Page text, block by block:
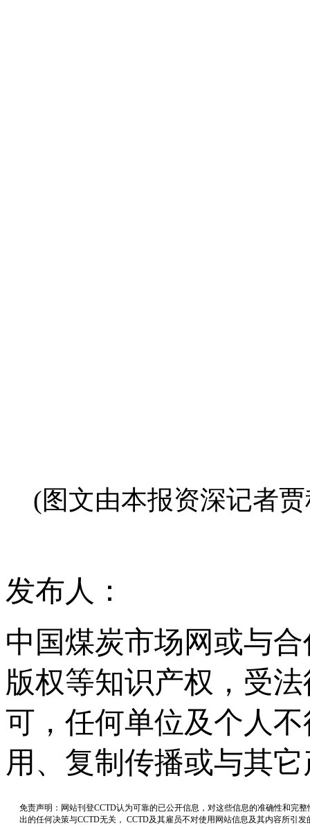
(图文由本报资深记者贾
发布人：
中国煤炭市场网或与
版权等知识产权，受
可，任何单位及个人
用、复制传播或与其
免责声明：网站刊登CCTD认为可靠的已公开信息，对这些信息的准确性和完
出的任何决策与CCTD无关， CCTD及其雇员不对使用网站信息及其内容所引